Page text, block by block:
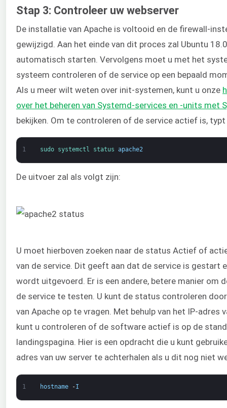
Stap 3: Controleer uw webserver
De installatie van Apache is voltooid en de firewall-
gewijzigd. Aan het einde van dit proces zal Ubuntu
automatisch starten. Vervolgens moet u met het
systeem controleren of de service op een bepaald
Als u meer wilt weten over init-systemen, kunt u onze
over het beheren van Systemd-services en -units met
bekijken. Om te controleren of de service actief is, typt
1 sudo systemctl status apache2
De uitvoer zal als volgt zijn:
U moet hierboven zoeken naar de status Actief of
van de service. Dit geeft aan dat de service is gestart
wordt uitgevoerd. Er is een andere, betere manier om
de service te testen. U kunt de status controleren
van Apache op te vragen. Met behulp van het IP-adres
kunt u controleren of de software actief is op de
landingspagina. Hier is een opdracht die u kunt
adres van uw server te achterhalen als u dit nog niet
1 hostname -I